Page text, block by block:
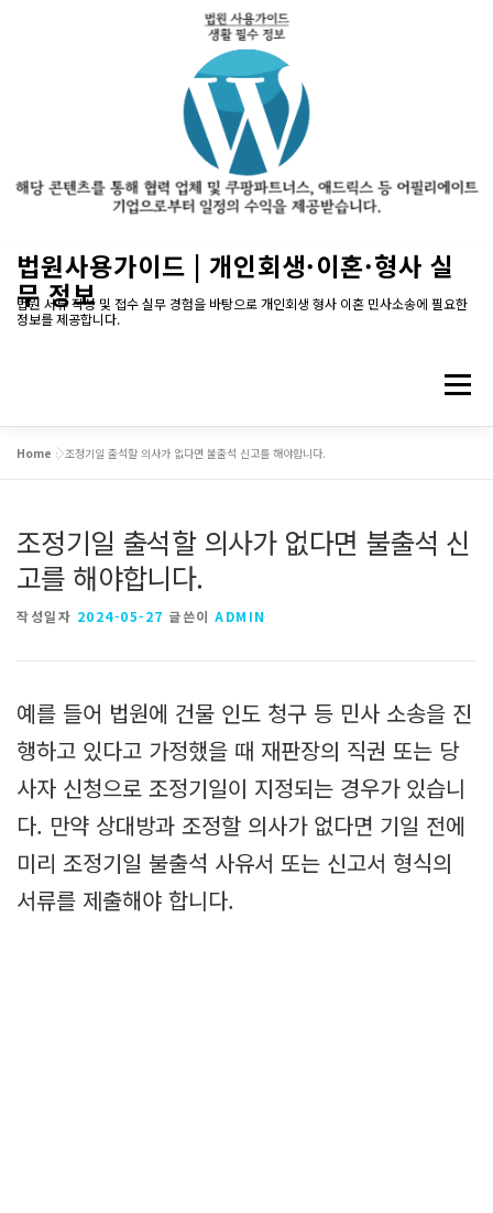
법원사용가이드 | 개인회생·이혼·형사 실
무 정보
법원 서류 작성 및 접수 실무 경험을 바탕으로 개인회생 형사 이혼 민사소송에 필요한
정보를 제공합니다.
메뉴
Home »조정기일 출석할 의사가 없다면 불출석 신고를 해야합니다.
조정기일 출석할 의사가 없다면 불출석 신
고를 해야합니다.
작성일자 2024-05-27 글쓴이 ADMIN
예를 들어 법원에 건물 인도 청구 등 민사 소송을 진
행하고 있다고 가정했을 때 재판장의 직권 또는 당
사자 신청으로 조정기일이 지정되는 경우가 있습니
다. 만약 상대방과 조정할 의사가 없다면 기일 전에
미리 조정기일 불출석 사유서 또는 신고서 형식의
서류를 제출해야 합니다.